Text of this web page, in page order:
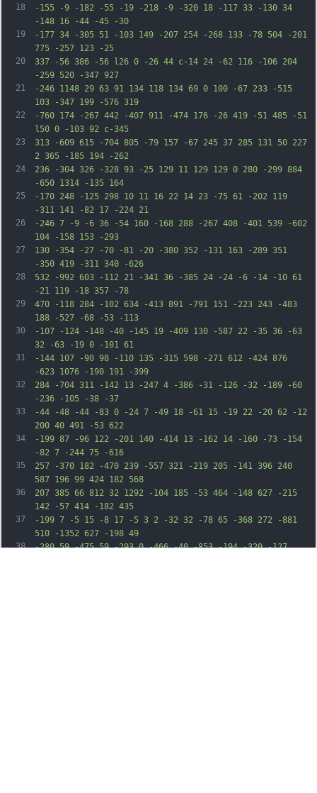
18
19
20
21
22
23
24
25
26
27
28
29
30
31
32
33
34
35
36
37
38
-155 -9 -182 -55 -19 -218 -9 -320 18 -117 33 -130 34
-148 16 -44 -45 -30
-177 34 -305 51 -103 149 -207 254 -268 133 -78 504 -201
775 -257 123 -25
337 -56 386 -56 l26 0 -26 44 c-14 24 -62 116 -106 204
-259 520 -347 927
-246 1148 29 63 91 134 118 134 69 0 100 -67 233 -515
103 -347 199 -576 319
-760 174 -267 442 -407 911 -474 176 -26 419 -51 485 -51
l50 0 -103 92 c-345
313 -609 615 -704 805 -79 157 -67 245 37 285 131 50 227
2 365 -185 194 -262
236 -304 326 -328 93 -25 129 11 129 129 0 280 -299 884
-650 1314 -135 164
-170 248 -125 298 10 11 16 22 14 23 -75 61 -202 119
-311 141 -82 17 -224 21
-246 7 -9 -6 36 -54 160 -168 288 -267 408 -401 539 -602
104 -158 153 -293
130 -354 -27 -70 -81 -20 -380 352 -131 163 -289 351
-350 419 -311 340 -626
532 -992 603 -112 21 -341 36 -385 24 -24 -6 -14 -10 61
-21 119 -18 357 -78
470 -118 284 -102 634 -413 891 -791 151 -223 243 -483
188 -527 -68 -53 -113
-107 -124 -148 -40 -145 19 -409 130 -587 22 -35 36 -63
32 -63 -19 0 -101 61
-144 107 -90 98 -110 135 -315 598 -271 612 -424 876
-623 1076 -190 191 -399
284 -704 311 -142 13 -247 4 -386 -31 -126 -32 -189 -60
-236 -105 -38 -37
-44 -48 -44 -83 0 -24 7 -49 18 -61 15 -19 22 -20 62 -12
200 40 491 -53 622
-199 87 -96 122 -201 140 -414 13 -162 14 -160 -73 -154
-82 7 -244 75 -616
257 -370 182 -470 239 -557 321 -219 205 -141 396 240
587 196 99 424 182 568
207 385 66 812 32 1292 -104 185 -53 464 -148 627 -215
142 -57 414 -182 435
-199 7 -5 15 -8 17 -5 3 2 -32 32 -78 65 -368 272 -881
510 -1352 627 -198 49
-280 59 -475 59 -293 0 -466 -40 -853 -194 -320 -127